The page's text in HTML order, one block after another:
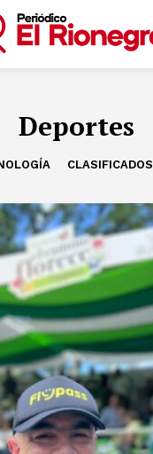
Deportes
CLASIFICADOS